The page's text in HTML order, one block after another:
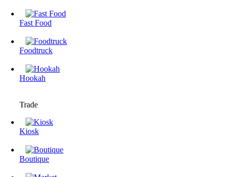
Fast Food
Foodtruck
Hookah
Trade
Kiosk
Boutique